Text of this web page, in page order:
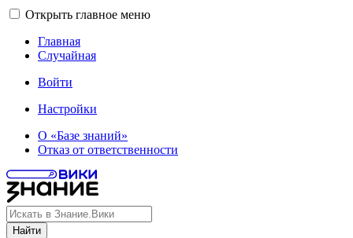
Открыть главное меню
Главная
Случайная
Войти
Настройки
О «Базе знаний»
Отказ от ответственности
Найти